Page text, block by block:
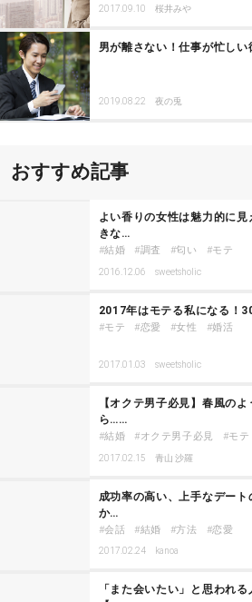
2017.09.10 桜井みや
男が離さない！仕事が忙し
2019.08.22 夜の兎
おすすめ記事
よい香りの女性は魅力的に
きな…
結婚 調査 匂い モテ
2016.12.06 sweetsholic
2017年はモテる私になる！
モテ 恋愛 女性 婚活
2017.01.03 sweetsholic
【オクテ男子必見】春風の
ら……
結婚 オクテ男子必見 モテ
2017.02.15 青山 沙羅
成功率の高い、上手なデー
か…
会話 結婚 方法 恋愛
2017.02.24 kanoa
「また会いたい」と思われ